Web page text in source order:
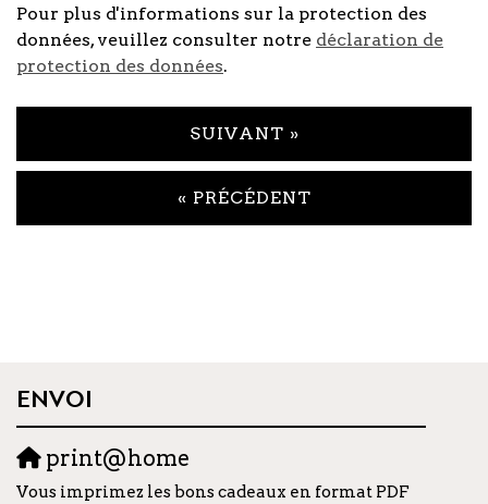
Pour plus d'informations sur la protection des
données, veuillez consulter notre déclaration de
protection des données.
SUIVANT »
« PRÉCÉDENT
ENVOI
print@home
Vous imprimez les bons cadeaux en format PDF